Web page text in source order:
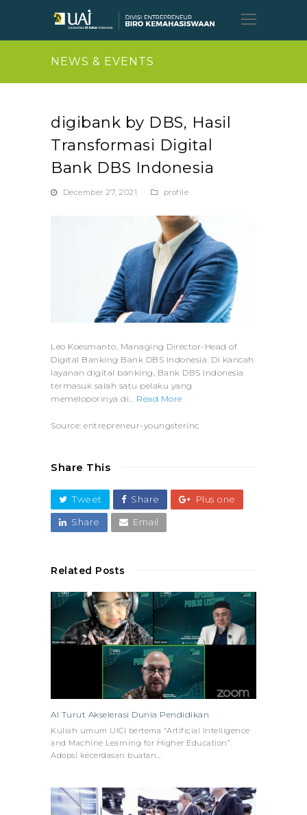
Open
Mobile
NEWS & EVENTS
digibank by DBS, Hasil
Transformasi Digital
Bank DBS Indonesia
December 27, 2021 profile
Leo Koesmanto, Managing Director-Head of
Digital Banking Bank DBS Indonesia. Di kancah
layanan digital banking, Bank DBS Indonesia
termasuk salah satu pelaku yang
memeloporinya di… Read More
Source: entrepreneur-youngsterinc
Share This
Tweet Share Plus one
Share Email
Related Posts
AI Turut Akselerasi Dunia Pendidikan
Kuliah umum UICI bertema “Artificial Intelligence
and Machine Learning for Higher Education”.
Adopsi kecerdasan buatan…